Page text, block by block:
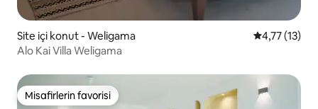
Site içi konut - Weligama 5 üzerinden
4,77 (13)
Alo Kai Villa Weligama
Misafirlerin favorisi
Misafirlerin favorisi